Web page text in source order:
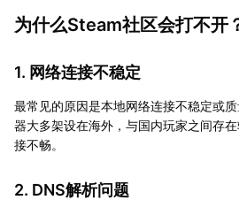
为什么Steam社区会打不开
1. 网络连接不稳定
最常见的原因是本地网络连接不稳定或
器大多架设在海外，与国内玩家之间存
接不畅。
2. DNS解析问题